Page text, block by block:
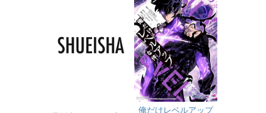
俺だけレベルアップ